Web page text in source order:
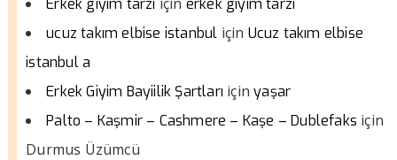
Erkek giyim tarzı
erkek giyim tarzı
ucuz takım elbise istanbul için Ucuz takım elbise
istanbul a
Erkek Giyim Bayiilik Şartları içinyaşar
Palto – Kaşmir – Cashmere – Kaşe – Dublefaks için
Durmus Üzümcü